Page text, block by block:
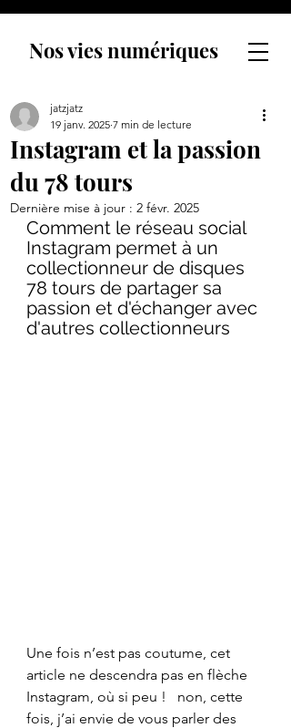
Nos vies numériques
Instagram et la passion
du 78 tours
jatzjatz
19 janv. 2025 7 min de lecture
Dernière mise à jour : 2 févr. 2025
Comment le réseau social
Instagram permet à un
collectionneur de disques
78 tours de partager sa
passion et d'échanger avec
d'autres collectionneurs
Une fois n’est pas coutume, cet
article ne descendra pas en flèche
Instagram, où si peu !   non, cette
fois, j’ai envie de vous parler des